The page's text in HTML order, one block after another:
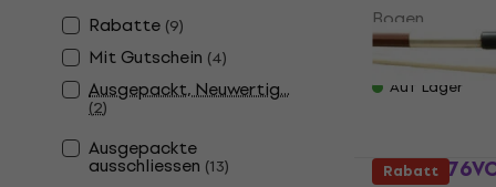
Rabatte (9)
Mit Gutschein (4)
Ausgepackt, Neuwertig...
(2)
Ausgepackte
ausschliessen (13)
Bogen
3,6/5
Fr 25.50
Auf Lager
Petz
Rabatt